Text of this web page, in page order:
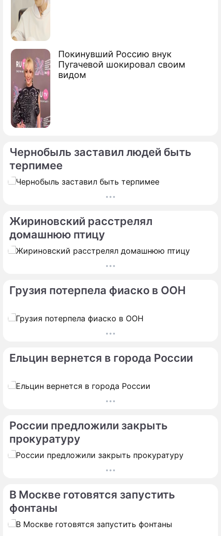
Покинувший Россию внук
Пугачевой шокировал своим
видом
Чернобыль заставил людей быть
терпимее
Жириновский расстрелял
домашнюю птицу
Грузия потерпела фиаско в ООН
Ельцин вернется в города России
России предложили закрыть
прокуратуру
В Москве готовятся запустить
фонтаны